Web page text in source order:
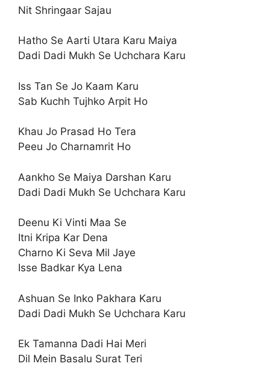
Nit Shringaar Sajau
Hatho Se Aarti Utara Karu Maiya
Dadi Dadi Mukh Se Uchchara Karu
Iss Tan Se Jo Kaam Karu
Sab Kuchh Tujhko Arpit Ho
Khau Jo Prasad Ho Tera
Peeu Jo Charnamrit Ho
Aankho Se Maiya Darshan Karu
Dadi Dadi Mukh Se Uchchara Karu
Deenu Ki Vinti Maa Se
Itni Kripa Kar Dena
Charno Ki Seva Mil Jaye
Isse Badkar Kya Lena
Ashuan Se Inko Pakhara Karu
Dadi Dadi Mukh Se Uchchara Karu
Ek Tamanna Dadi Hai Meri
Dil Mein Basalu Surat Teri